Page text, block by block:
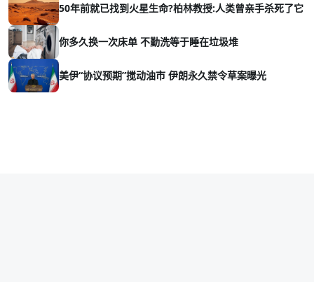
50年前就已找到火星生命?柏林教授:人类曾亲手杀死了它
你多久换一次床单 不勤洗等于睡在垃圾堆
美伊“协议预期”搅动油市 伊朗永久禁令草案曝光